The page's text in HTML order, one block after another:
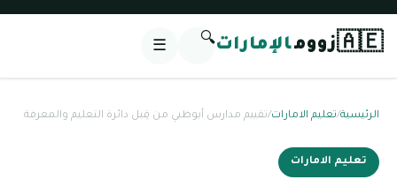
🇦🇪زوومالإمارات🔍
☰
الرئيسية/تعليم الامارات/تقييم مدارس أبوظبي من قِبل دائرة التعليم والمعرفة
تعليم الامارات